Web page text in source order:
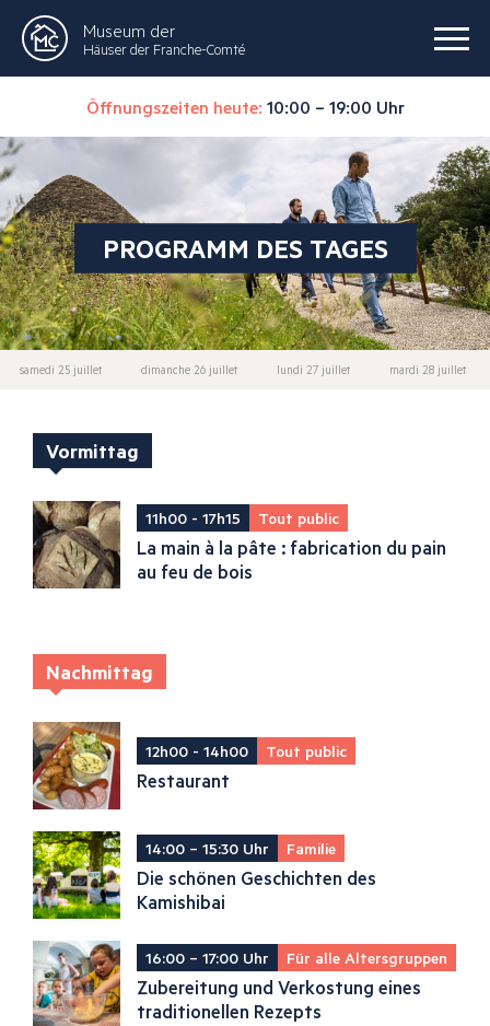
Museum der
Häuser der Franche-Comté
Öffnungszeiten heute: 10:00 – 19:00 Uhr
PROGRAMM DES TAGES
samedi 25 juillet dimanche 26 juillet lundi 27 juillet mardi 28 juillet
Vormittag
11h00 - 17h15 Tout public
La main à la pâte : fabrication du pain
au feu de bois
Nachmittag
12h00 - 14h00 Tout public
Restaurant
14:00 – 15:30 Uhr Familie
Die schönen Geschichten des
Kamishibai
16:00 – 17:00 Uhr Für alle Altersgruppen
Zubereitung und Verkostung eines
traditionellen Rezepts